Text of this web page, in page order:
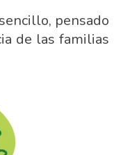
pensado
de las familias